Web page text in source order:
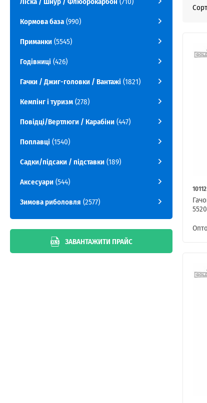
10112
Кормова база(990)
Приманки(5545)
Годівниці (426)
Гачки / Джиг-головки / Вантажі (1821)
Кемпінг і туризм(278)
Повідці/Вертлюги / Карабіни(447)
Поплавці (1540)
Садки/підсаки / підставки(189)
Аксесуари(544)
Зимова риболовля (2577)
ЗАВАНТАЖИТИ ПРАЙС